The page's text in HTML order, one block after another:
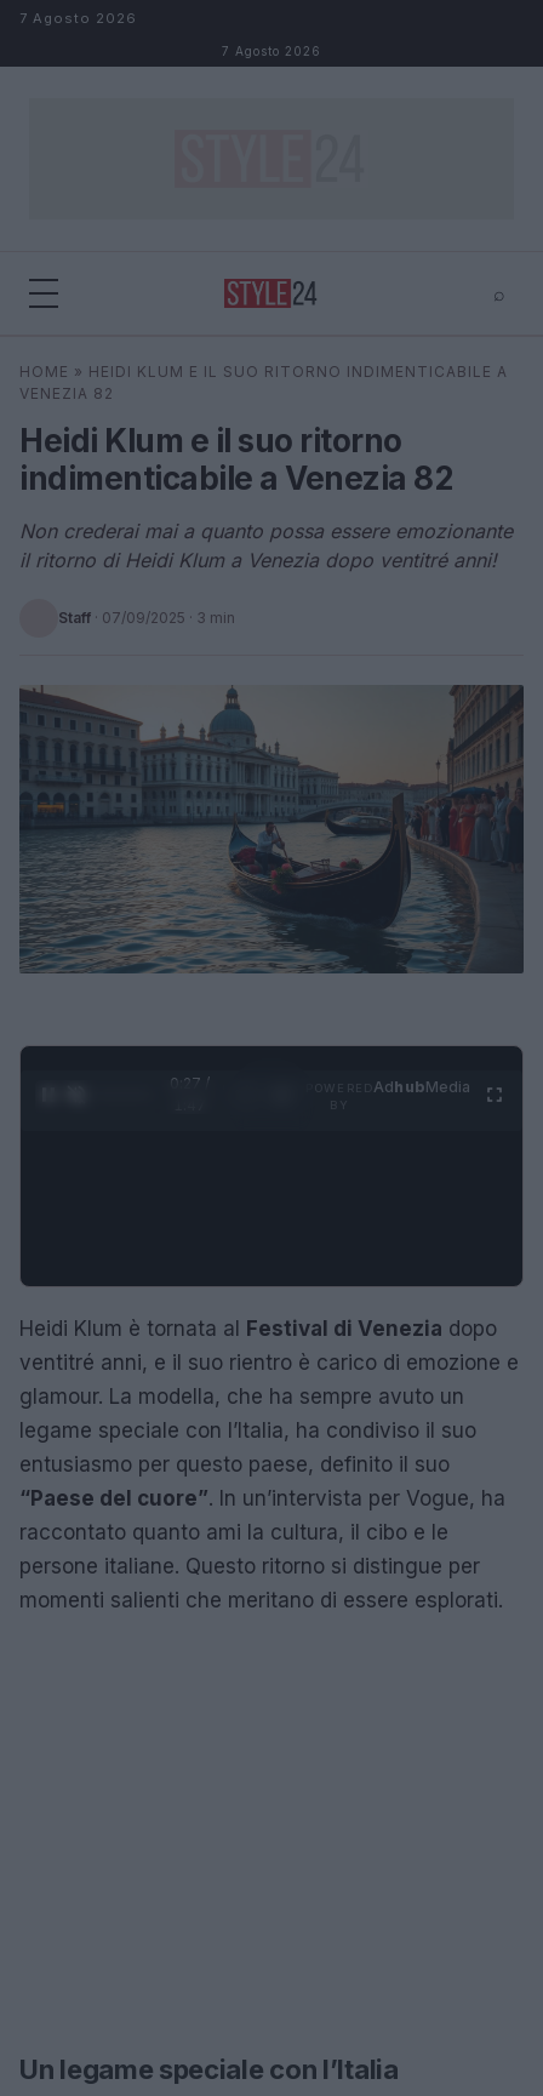
Salta al contenuto
7 Agosto 2026
7 Agosto 2026
⌕
Cerca ⌕ ×
HOME » HEIDI KLUM E IL SUO RITORNO INDIMENTICABILE A
VENEZIA 82
Heidi Klum e il suo ritorno
indimenticabile a Venezia 82
Non crederai mai a quanto possa essere emozionante
il ritorno di Heidi Klum a Venezia dopo ventitré anni!
Staff · 07/09/2025 · 3 min
0:28 /
AdhubMedia
Heidi Klum è tornata al Festival di Venezia dopo
ventitré anni, e il suo rientro è carico di emozione e
glamour. La modella, che ha sempre avuto un
legame speciale con l’Italia, ha condiviso il suo
entusiasmo per questo paese, definito il suo
“Paese del cuore”. In un’intervista per Vogue, ha
raccontato quanto ami la cultura, il cibo e le
persone italiane. Questo ritorno si distingue per
momenti salienti che meritano di essere esplorati.
Un legame speciale con l’Italia